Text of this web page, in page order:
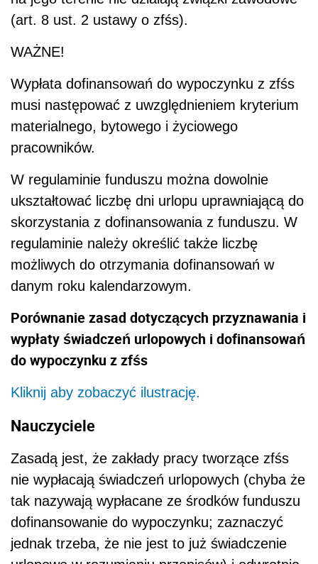
(art. 8 ust. 2 ustawy o zfśs).
WAŻNE!
Wypłata dofinansowań do wypoczynku z zfśs
musi następować z uwzględnieniem kryterium
materialnego, bytowego i życiowego
pracowników.
W regulaminie funduszu można dowolnie
ukształtować liczbę dni urlopu uprawniającą do
skorzystania z dofinansowania z funduszu. W
regulaminie należy określić także liczbę
możliwych do otrzymania dofinansowań w
danym roku kalendarzowym.
Porównanie zasad dotyczących przyznawania i
wypłaty świadczeń urlopowych i dofinansowań
do wypoczynku z zfśs
Kliknij aby zobaczyć ilustrację.
Nauczyciele
Zasadą jest, że zakłady pracy tworzące zfśs
nie wypłacają świadczeń urlopowych (chyba że
tak nazywają wypłacane ze środków funduszu
dofinansowanie do wypoczynku; zaznaczyć
jednak trzeba, że nie jest to już świadczenie